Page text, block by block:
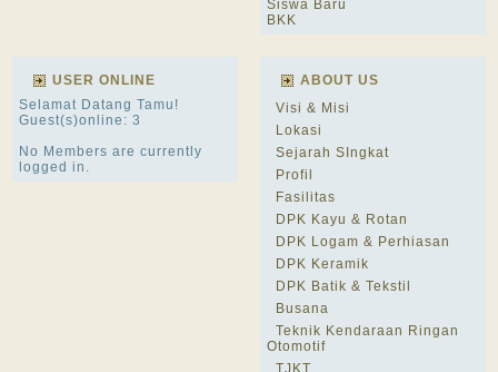
Siswa Baru
BKK
USER ONLINE
Selamat Datang Tamu!
Guest(s)online: 3
No Members are currently
logged in.
ABOUT US
Visi & Misi
Lokasi
Sejarah SIngkat
Profil
Fasilitas
DPK Kayu & Rotan
DPK Logam & Perhiasan
DPK Keramik
DPK Batik & Tekstil
Busana
Teknik Kendaraan Ringan
Otomotif
TJKT